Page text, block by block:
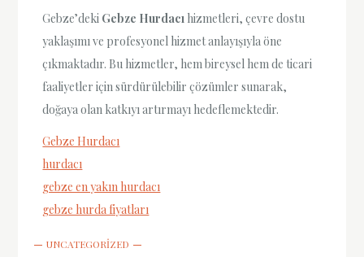
Gebze’deki Gebze Hurdacı hizmetleri, çevre dostu
yaklaşımı ve profesyonel hizmet anlayışıyla öne
çıkmaktadır. Bu hizmetler, hem bireysel hem de ticari
faaliyetler için sürdürülebilir çözümler sunarak,
doğaya olan katkıyı artırmayı hedeflemektedir.
Gebze Hurdacı
hurdacı
gebze en yakın hurdacı
gebze hurda fiyatları
UNCATEGORIZED